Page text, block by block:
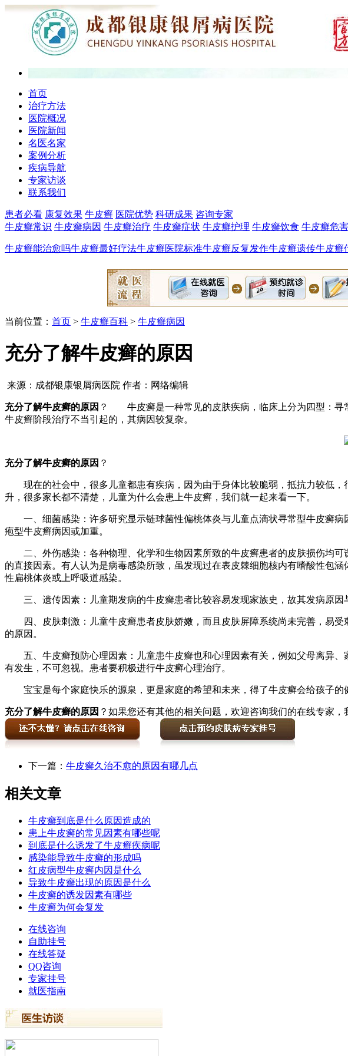
首页
治疗方法
医院概况
医院新闻
名医名家
案例分析
疾病导航
专家访谈
联系我们
患者必看 康复效果 牛皮癣 医院优势 科研成果 咨询专家
牛皮癣常识 牛皮癣病因 牛皮癣治疗 牛皮癣症状 牛皮癣护理 牛皮癣饮食 牛皮癣危害
牛皮癣能治愈吗牛皮癣最好疗法牛皮癣医院标准牛皮癣反复发作牛皮癣遗传牛皮癣
当前位置： 首页 > 牛皮癣百科 > 牛皮癣病因
充分了解牛皮癣的原因
来源：成都银康银屑病医院 作者：网络编辑
充分了解牛皮癣的原因 ？ 牛皮癣是一种常见的皮肤疾病，临床上分为四型：寻
牛皮癣阶段治疗不当引起的，其病因较复杂。
充分了解牛皮癣的原因 ？
现在的社会中，很多儿童都患有疾病，因为由于身体比较脆弱，抵抗力较低，
升，很多家长都不清楚，儿童为什么会患上牛皮癣，我们就一起来看一下。
一、细菌感染：许多研究显示链球菌性偏桃体炎与儿童点滴状寻常型牛皮癣病
疱型牛皮癣病因或加重。
二、外伤感染：各种物理、化学和生物因素所致的牛皮癣患者的皮肤损伤均可
的直接因素。有人认为是病毒感染所致，虽发现过在表皮棘细胞核内有嗜酸性包
性扁桃体炎或上呼吸道感染。
三、遗传因素：儿童期发病的牛皮癣患者比较容易发现家族史，故其发病原因
四、皮肤刺激：儿童牛皮癣患者皮肤娇嫩，而且皮肤屏障系统尚未完善，易受
的原因。
五、牛皮癣预防心理因素：儿童患牛皮癣也和心理因素有关，例如父母离异、
有发生，不可忽视。患者要积极进行牛皮癣心理治疗。
宝宝是每个家庭快乐的源泉，更是家庭的希望和未来，得了牛皮癣会给孩子的
充分了解牛皮癣的原因 ？如果您还有其他的相关问题，欢迎咨询我们的在线专家，
下一篇： 牛皮癣久治不愈的原因有哪几点
相关文章
牛皮癣到底是什么原因造成的
患上牛皮癣的常见因素有哪些呢
到底是什么诱发了牛皮癣疾病呢
感染能导致牛皮癣的形成吗
红皮病型牛皮癣内因是什么
导致牛皮癣出现的原因是什么
牛皮癣的诱发因素有哪些
牛皮癣为何会复发
在线咨询
自助挂号
在线答疑
QQ咨询
专家挂号
就医指南